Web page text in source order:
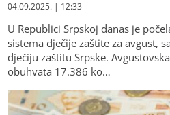
04.09.2025. | 12:33
U Republici Srpskoj danas je
sistema dječije zaštite za avgust,
dječiju zaštitu Srpske.
obuhvata 17.386 ko…